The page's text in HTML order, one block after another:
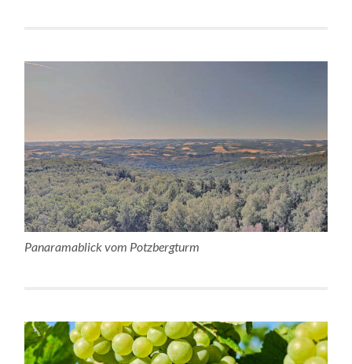
Panaramablick vom Potzbergturm